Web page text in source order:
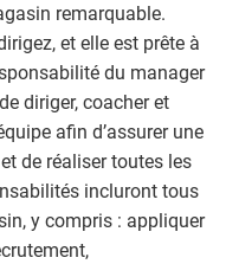
remarquable.
et elle est prête à
du manager
diriger, coacher et
afin d’assurer une
de réaliser toutes les
incluront tous
y compris : appliquer